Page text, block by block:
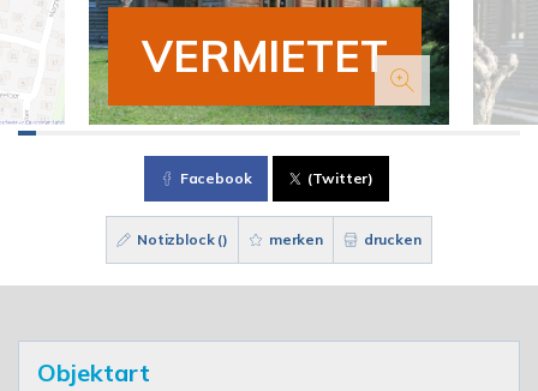
VERMIETET
Facebook (Twitter)
Notizblock () merken drucken
Objektart